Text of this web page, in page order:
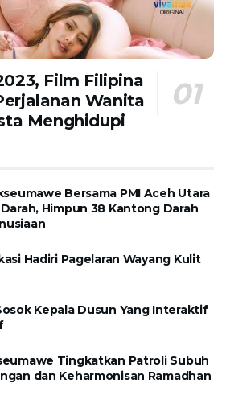
Film Filipina
Wanita
Menghidupi
Bersama PMI Aceh Utara
Himpun 38 Kantong Darah
Hadiri Pagelaran Wayang Kulit
Kepala Dusun Yang Interaktif
Tingkatkan Patroli Subuh
dan Keharmonisan Ramadhan